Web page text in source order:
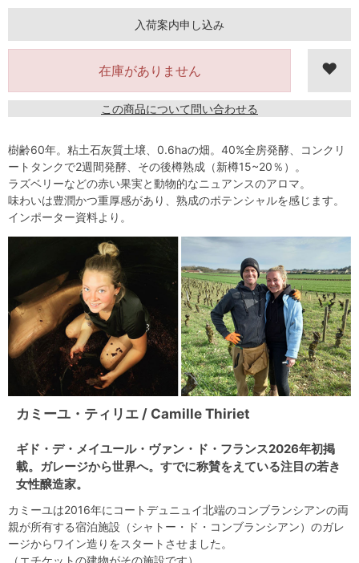
入荷案内申し込み
在庫がありません
この商品について問い合わせる
樹齢60年。粘土石灰質土壌、0.6haの畑。40%全房発酵、コンクリ
ートタンクで2週間発酵、その後樽熟成（新樽15~20％）。
ラズベリーなどの赤い果実と動物的なニュアンスのアロマ。
味わいは豊潤かつ重厚感があり、熟成のポテンシャルを感じます。
インポーター資料より。
カミーユ・ティリエ / Camille Thiriet
ギド・デ・メイユール・ヴァン・ド・フランス2026年初掲
載。ガレージから世界へ。すでに称賛をえている注目の若き
女性醸造家。
カミーユは2016年にコートデュニュイ北端のコンブランシアンの両
親が所有する宿泊施設（シャトー・ド・コンブランシアン）のガレ
ージからワイン造りをスタートさせました。
（エチケットの建物がその施設です）